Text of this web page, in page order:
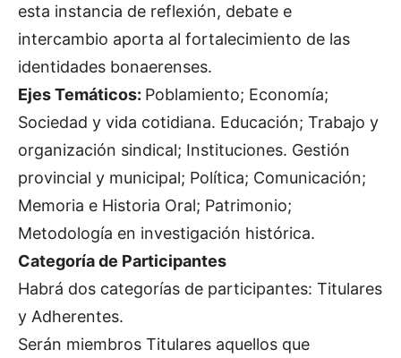
esta instancia de reflexión, debate e
intercambio aporta al fortalecimiento de las
identidades bonaerenses.
Ejes Temáticos: Poblamiento; Economía;
Sociedad y vida cotidiana. Educación; Trabajo y
organización sindical; Instituciones. Gestión
provincial y municipal; Política; Comunicación;
Memoria e Historia Oral; Patrimonio;
Metodología en investigación histórica.
Categoría de Participantes
Habrá dos categorías de participantes: Titulares
y Adherentes.
Serán miembros Titulares aquellos que